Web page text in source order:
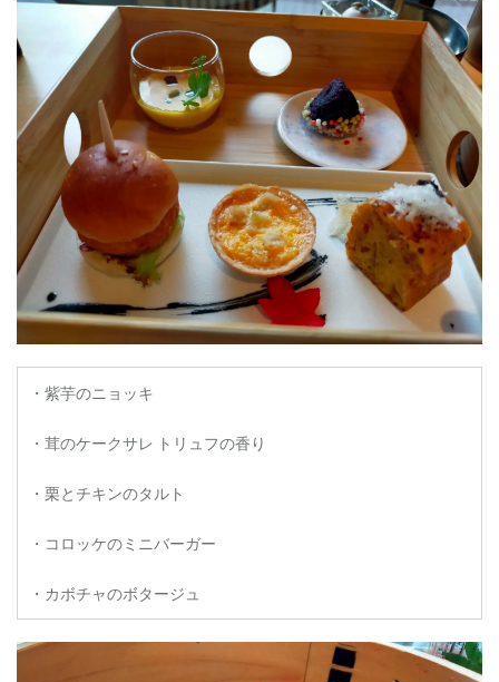
・紫芋のニョッキ
・茸のケークサレ トリュフの香り
・栗とチキンのタルト
・コロッケのミニバーガー
・カボチャのボタージュ